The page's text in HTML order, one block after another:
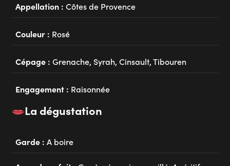
Appellation :Côtes de Provence
Couleur : Rosé
Cépage :Grenache, Syrah, Cinsault, Tibouren
Engagement : Raisonnée
La dégustation
Garde :A boire